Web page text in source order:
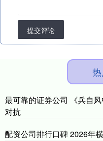
提交评论
最可靠的证券公司 《兵自
对抗
配资公司排行口碑 2026年